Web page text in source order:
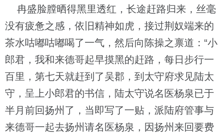
冉盛脸膛晒得黑里透红，长途赶路归来，丝毫
没有疲惫之感，依旧精神如虎，接过荆奴端来的
茶水咕嘟咕嘟喝了一气，然后向陈操之禀道：“小
郎君，我和来德哥起早摸黑的赶路，每日步行一
百里，第七天就赶到了吴郡，到太守府求见陆太
守，呈上小郎君的书信，陆太守说名医杨泉已于
半月前回扬州了，当即写了一贴，派陆府管事与
来德哥一起去扬州请名医杨泉，因扬州来回要费